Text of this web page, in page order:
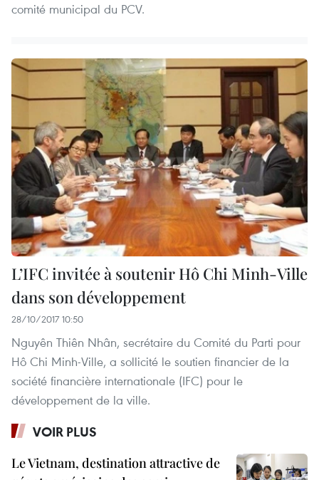
comité municipal du PCV.
L’IFC invitée à soutenir Hô Chi Minh-Ville
dans son développement
28/10/2017 10:50
Nguyên Thiên Nhân, secrétaire du Comité du Parti pour
Hô Chi Minh-Ville, a sollicité le soutien financier de la
société financière internationale (IFC) pour le
développement de la ville.
VOIR PLUS
Le Vietnam, destination attractive de